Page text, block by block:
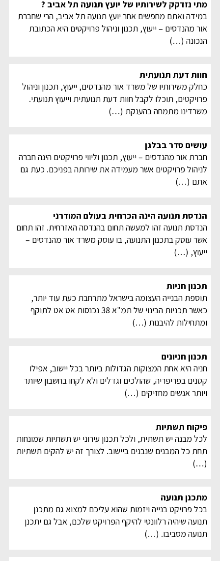
מתי נזדקק לשירותיו של יועץ תנועה תל אביב ?
במידה ואתם מחפשים אחר יועץ תנועה תל אביב, הרי שחברת
אור מהנדסים – ייעוץ, תכנון וניהול פרויקטים היא הכתובת
הנכונה (…)
חוות דעת תנועתית
כחלק משירותיו של משרד אור מהנדסים, ייעוץ, תכנון וניהול
פרויקטים, תוכלו לקבל חוות דעת תנועתית וייעוץ תנועתי.
משרדינו מתמחה בהענקת (…)
עושים סדר בבלגן
חברת אור מהנדסים – ייעוץ, תכנון וליווי פרויקטים הינה חברה
לניהול פרויקטים אשר מעמידה את שירותה בפניכם. כעת גם
אתם (…)
הנדסת תנועה הינה הכרחית בעולם המודרני
הנדסת תנועה זהו למעשה תחום בהנדסה האזרחית. זהו תחום
אשר עוסק בתכנון התנועה, בו עוסק משרד אור מהנדסים –
ייעוץ, (…)
תכנון חניות
תוספת הבנייה העצומה בישראל מתרחבת כעת עוד יותר,
כאשר תכניות הבינוי של תמ"א 38 נכנסות אט אט לתוקף
ומתחילות להיבנות (…)
תכנון חניונים
חניה היא אחת המצוקות הגדולות ביותר בכל יישוב, אפילו
קטנים בפריפריה, שהולכים וגדלים ולא לקחו בחשבון שיותר
ויותר אנשים מחזיקים (…)
פיקוח תשתיות
לכל מבנה יש תשתית, ולכל תכנון עירוני יש תשתיות שמונחות
תחת כל המבנים שנבנים ביישוב. לצורך זה יש להקים תשתיות
(…)
מתכנן תנועה
בכל פרויקט בנייה ויזמות שהוא עליכם למצוא גם מתכנן
תנועה שיהיה רלוונטי להיקף הפרויקט שלכם, אבל גם יתכנן
תנועה מסביבו. (…)